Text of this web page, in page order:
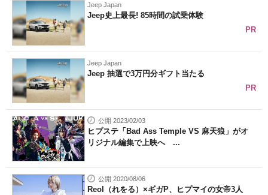
Jeep Japan
Jeep史上最長! 85時間の試乗体験
PR
Jeep Japan
Jeep 抽選で3万円分ギフト当たる
PR
公開 2023/02/03
ヒプステ「Bad Ass Temple VS 麻天狼」がオ
リジナル編集で上映へ ...
公開 2020/08/06
Reol（れをる）×ギガP、ヒプマイの女帝3人